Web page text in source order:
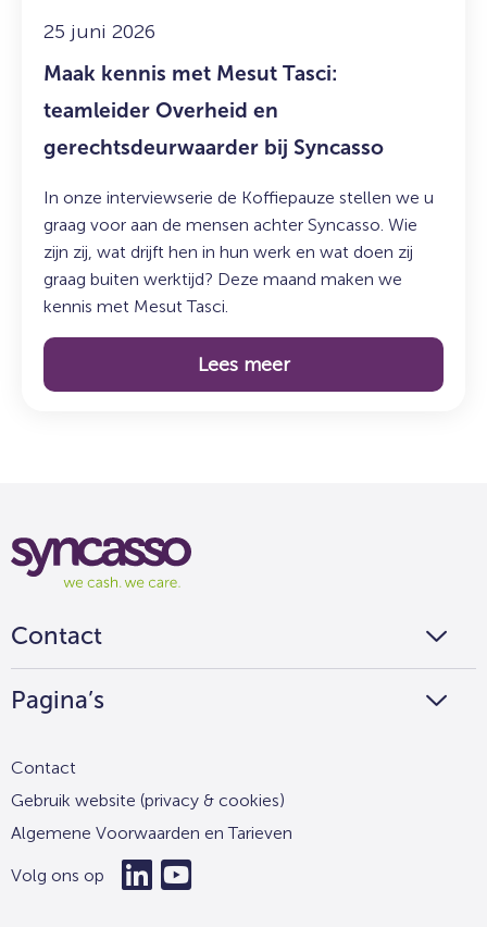
25 juni 2026
Maak kennis met Mesut Tasci:
teamleider Overheid en
gerechtsdeurwaarder bij Syncasso
In onze interviewserie de Koffiepauze stellen we u
graag voor aan de mensen achter Syncasso. Wie
zijn zij, wat drijft hen in hun werk en wat doen zij
graag buiten werktijd? Deze maand maken we
kennis met Mesut Tasci.
Lees meer
gerechtsdeurwaarder
Syncasso
Syncasso
We
we
Contact
Pagina’s
Contact
Gebruik website (privacy & cookies)
Algemene Voorwaarden en Tarieven
Volg ons op